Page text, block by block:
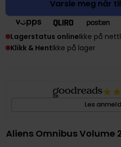
Varsle meg når
Lagerstatus onlineIkke på
Klikk & HentIkke på lager
Les
Aliens Omnibus Volume